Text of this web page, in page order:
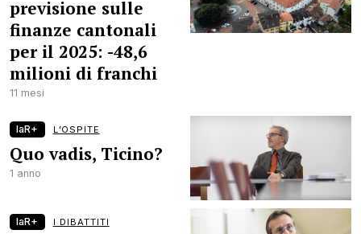
previsione sulle
finanze cantonali
per il 2025: -48,6
milioni di franchi
11 mesi
laR+ L’OSPITE
Quo vadis, Ticino?
1 anno
laR+ I DIBATTITI